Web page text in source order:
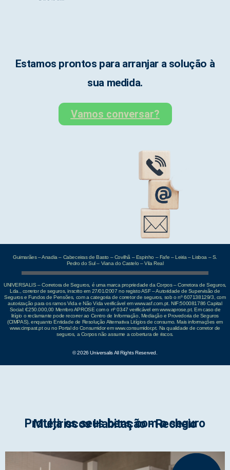
Estamos prontos para arranjar a solução à
sua medida.
Vamos conversar?
Guimarães – Anadia – Cabeceiras de Basto – Covilhã – Espinho – Fafe – Leiria – Lisboa – S.
Pedro do Sul – Viana do Castelo – Vila Real
UNIVERSALIS – Corretora de Seguros, é uma marca propriedade da Corpos – Corretora de Seguros,
Lda., corretor de seguros, inscrito em 27/01/2007 no registo ASF – Autoridade de Supervisão de
Seguros e Fundos de Pensões, com a categoria de corretor de seguros, sob o nº 607138129/3, com
autorização para os ramos Vida e Não Vida verificável em www.asf.com.pt. NIF:500081786 Capital
Social: €250.000,00 Membro APROSE com o nº 0347 verificável em www.aprose.pt. Em caso de
litígio o reclamante pode recorrer ao Centro de Informação, Mediação e Provedoria de Seguros
(CIMPAS), enquanto Entidade de Resolução Alternativa Litígios de consumo. Mais informações em
www.cimpast.pt ou no Portal do Consumidor em www.consumidor.pt. Na qualidade de corretor de
seguros, a Corpos não assume a cobertura de riscos.
© 2026 Universalis All Rights Reserved.
Proteja os seus bens com o seguro Multiriscos Habitação - Recheio